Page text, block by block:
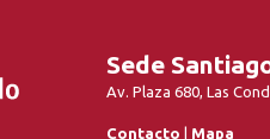
Sede
Av. Plaza 680, Las
Contacto | Mapa